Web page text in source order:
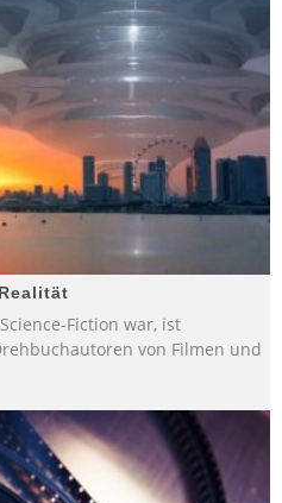
Fiction war, ist
von Filmen und